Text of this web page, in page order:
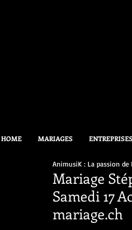
HOME MARIAGES ENTREPRISES
Mariage
Samedi 17
mariage.ch
AnimusiK : La passion